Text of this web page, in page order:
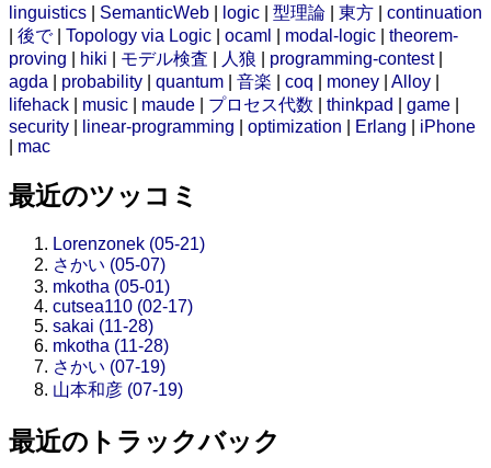
linguistics
SemanticWeb logic 型理論 東方
continuation
後で| Topology via Logic ocaml modal-logic
theorem-
proving
hiki モデル検査 人狼 programming-contest|
agda
probability quantum 音楽 coq money Alloy
lifehack
music maude プロセス代数 thinkpad game
security
linear-programming optimization Erlang
iPhone
mac
最近のツッコミ
Lorenzonek (05-21)
さかい (05-07)
mkotha (05-01)
cutsea110 (02-17)
sakai (11-28)
mkotha (11-28)
さかい (07-19)
山本和彦 (07-19)
最近のトラックバック